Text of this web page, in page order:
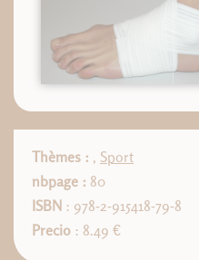
Thèmes : , Sport
nbpage : 80
ISBN : 978-2-915418-79-8
Precio : 8.49 €